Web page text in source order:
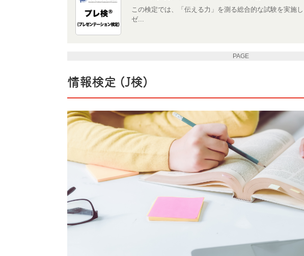
この検定では、「伝える力」を測る総合的な試験を実施
ゼ...
PAGE 3
情報検定 (J検)